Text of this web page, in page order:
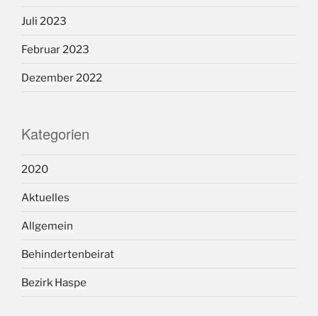
Juli 2023
Februar 2023
Dezember 2022
Kategorien
2020
Aktuelles
Allgemein
Behindertenbeirat
Bezirk Haspe